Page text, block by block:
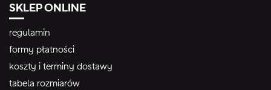
SKLEP ONLINE
regulamin
formy płatności
koszty i terminy dostawy
tabela rozmiarów